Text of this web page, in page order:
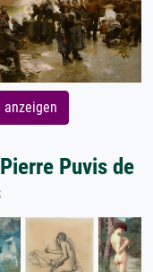
anzeigen
Puvis de